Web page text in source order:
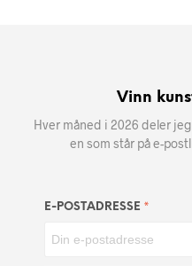
Vinn
Hver måned i 2026 deler
en som står på e-
E-POSTADRESSE *